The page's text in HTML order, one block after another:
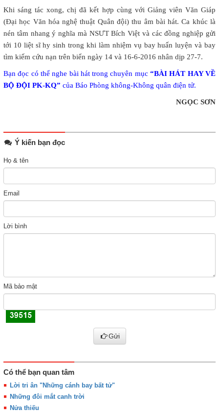
Khi sáng tác xong, chị đã kết hợp cùng với Giảng viên Văn Giáp
(Đại học Văn hóa nghệ thuật Quân đội) thu âm bài hát. Ca khúc là
nén tâm nhang ý nghĩa mà NSƯT Bích Việt và các đồng nghiệp gửi
tới 10 liệt sĩ hy sinh trong khi làm nhiệm vụ bay huấn luyện và bay
tìm kiếm cứu nạn trên biển ngày 14 và 16-6-2016 nhân dịp 27-7.
Bạn đọc có thể nghe bài hát trong chuyên mục“BÀI HÁT HAY VỀ
BỘ ĐỘI PK-KQ” của Báo Phòng không-Không quân điện tử.
NGỌC SƠN
Ý kiến bạn đọc
Họ & tên
Email
Lời bình
Mã bảo mật
Gửi
Có thể bạn quan tâm
Lời tri ân "Những cánh bay bất tử"
Những đôi mắt canh trời
Nửa thiếu